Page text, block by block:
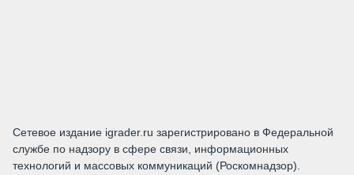
Сетевое издание igrader.ru зарегистрировано в Федеральной
службе по надзору в сфере связи, информационных
технологий и массовых коммуникаций (Роскомнадзор).